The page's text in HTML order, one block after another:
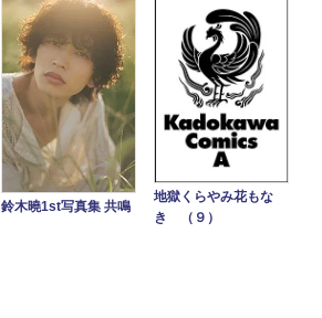
鈴木曉1st写真集 共鳴
地獄くらやみ花もな
き （９）